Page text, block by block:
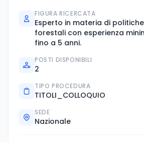
FIGURA RICERCATA
Esperto in materia di
forestali con esperienza
fino a 5 anni.
POSTI DISPONIBILI
2
TIPO PROCEDURA
TITOLI_COLLOQUIO
SEDE
Nazionale